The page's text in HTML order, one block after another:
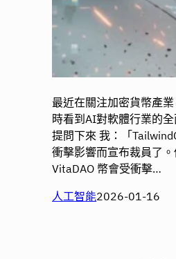
最近在關注加密貨幣產
時看到AI對軟體行業的
提問下來 我：「
衝擊影響而宣布裁員了
VitaDAO 幣會受衝擊…
人工智能2026-01-16